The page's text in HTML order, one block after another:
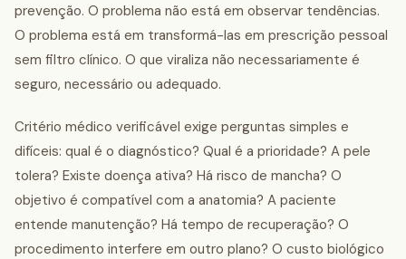
prevenção. O problema não está em observar tendências.
O problema está em transformá-las em prescrição pessoal
sem filtro clínico. O que viraliza não necessariamente é
seguro, necessário ou adequado.
Critério médico verificável exige perguntas simples e
difíceis: qual é o diagnóstico? Qual é a prioridade? A pele
tolera? Existe doença ativa? Há risco de mancha? O
objetivo é compatível com a anatomia? A paciente
entende manutenção? Há tempo de recuperação? O
procedimento interfere em outro plano? O custo biológico